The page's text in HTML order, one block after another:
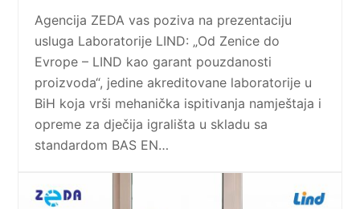
Agencija ZEDA vas poziva na prezentaciju
usluga Laboratorije LIND: „Od Zenice do
Evrope – LIND kao garant pouzdanosti
proizvoda“, jedine akreditovane laboratorije u
BiH koja vrši mehanička ispitivanja namještaja i
opreme za dječija igrališta u skladu sa
standardom BAS EN…